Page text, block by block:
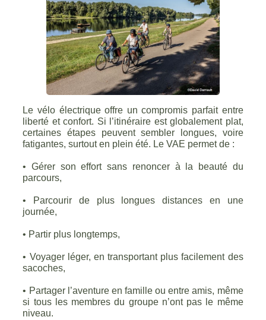
Le vélo électrique offre un compromis parfait entre
liberté et confort. Si l’itinéraire est globalement plat,
certaines étapes peuvent sembler longues, voire
fatigantes, surtout en plein été. Le VAE permet de :
• Gérer son effort sans renoncer à la beauté du
parcours,
• Parcourir de plus longues distances en une
journée,
• Partir plus longtemps,
• Voyager léger, en transportant plus facilement des
sacoches,
• Partager l’aventure en famille ou entre amis, même
si tous les membres du groupe n’ont pas le même
niveau.